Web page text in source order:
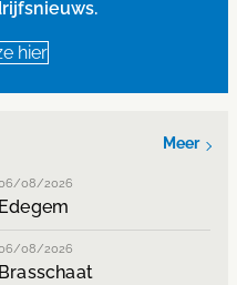
hier
Meer
08/2026
Edegem
08/2026
Brasschaat